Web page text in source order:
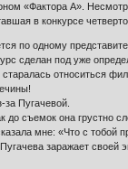
«Фактора А».
в конкурсе
по одному
сделан под уже
относиться
Пугачевой.
до съемок она грустно
мне: «Что с
заражает своей